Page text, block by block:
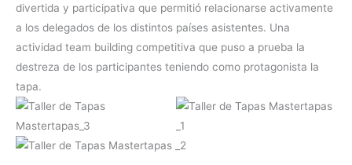
divertida y participativa que permitió relacionarse activamente
a los delegados de los distintos países asistentes. Una
actividad team building competitiva que puso a prueba la
destreza de los participantes teniendo como protagonista la
tapa.